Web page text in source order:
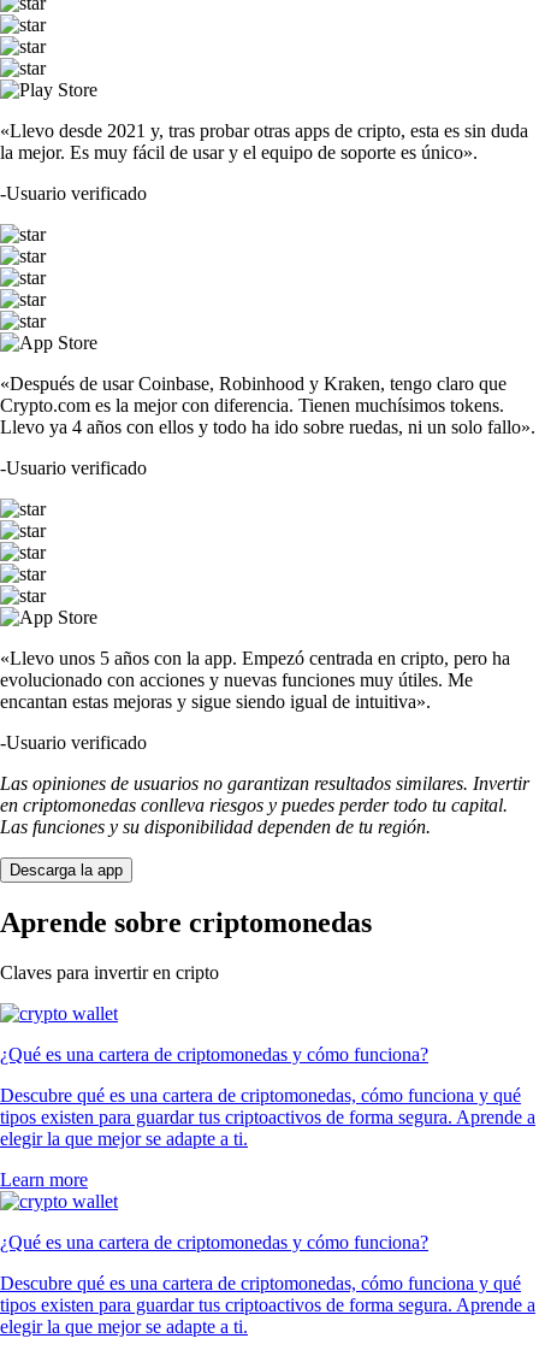
«Llevo desde 2021 y, tras probar otras apps de cripto, esta es sin duda
la mejor. Es muy fácil de usar y el equipo de soporte es único».
-Usuario verificado
«Después de usar Coinbase, Robinhood y Kraken, tengo claro que
Crypto.com es la mejor con diferencia. Tienen muchísimos tokens.
Llevo ya 4 años con ellos y todo ha ido sobre ruedas, ni un solo fallo».
-Usuario verificado
«Llevo unos 5 años con la app. Empezó centrada en cripto, pero ha
evolucionado con acciones y nuevas funciones muy útiles. Me
encantan estas mejoras y sigue siendo igual de intuitiva».
-Usuario verificado
Las opiniones de usuarios no garantizan resultados similares. Invertir
en criptomonedas conlleva riesgos y puedes perder todo tu capital.
Las funciones y su disponibilidad dependen de tu región.
Descarga la app
Aprende sobre criptomonedas
Claves para invertir en cripto
¿Qué es una cartera de criptomonedas y cómo funciona?
Descubre qué es una cartera de criptomonedas, cómo funciona y qué
tipos existen para guardar tus criptoactivos de forma segura. Aprende a
elegir la que mejor se adapte a ti.
Learn more
¿Qué es una cartera de criptomonedas y cómo funciona?
Descubre qué es una cartera de criptomonedas, cómo funciona y qué
tipos existen para guardar tus criptoactivos de forma segura. Aprende a
elegir la que mejor se adapte a ti.